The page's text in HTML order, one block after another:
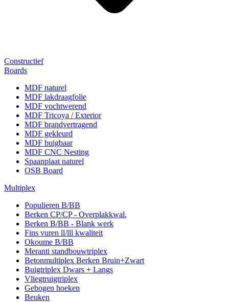
Constructief
Boards
MDF naturel
MDF lakdraagfolie
MDF vochtwerend
MDF Tricoya / Exterior
MDF brandvertragend
MDF gekleurd
MDF buigbaar
MDF CNC Nesting
Spaanplaat naturel
OSB Board
Multiplex
Populieren B/BB
Berken CP/CP - Overplakkwal.
Berken B/BB - Blank werk
Fins vuren ll/lll kwaliteit
Okoume B/BB
Meranti standbouwtriplex
Betonmultiplex Berken Bruin+Zwart
Buigtriplex Dwars + Langs
Vliegtruigtriplex
Gebogen hoeken
Beuken